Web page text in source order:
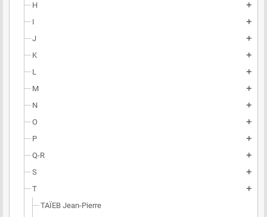
H add
I add
J add
K add
L add
M add
N add
O add
P add
Q-R add
S add
T add
TAÏEB Jean-Pierre